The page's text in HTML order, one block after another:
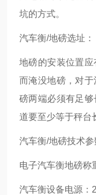
坑的方式。
汽车衡/地磅选址：
地磅的安装位置
而淹没地磅，对
磅两端必须有足
道要至少等于秤台
汽车衡/地磅技术参
电子汽车衡地磅称
汽车衡设备电源：